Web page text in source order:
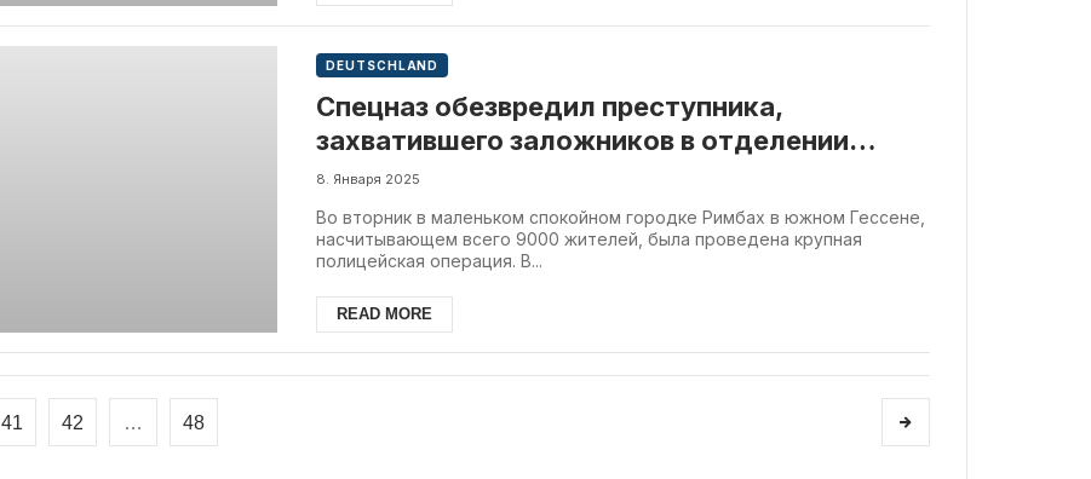
DEUTSCHLAND
Спецназ обезвредил преступника,
захватившего заложников в отделении
Volksbank города Римбах
8. Января 2025
Во вторник в маленьком спокойном городке Римбах в южном Гессене,
насчитывающем всего 9000 жителей, была проведена крупная
полицейская операция. В...
READ MORE
41 42 … 48